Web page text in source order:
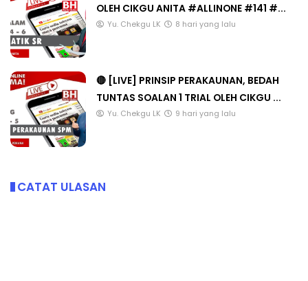
OLEH CIKGU ANITA #ALLINONE #141 #...
Yu. Chekgu LK 8 hari yang lalu
🔴 [LIVE] PRINSIP PERAKAUNAN, BEDAH
TUNTAS SOALAN 1 TRIAL OLEH CIKGU ...
Yu. Chekgu LK 9 hari yang lalu
CATAT ULASAN